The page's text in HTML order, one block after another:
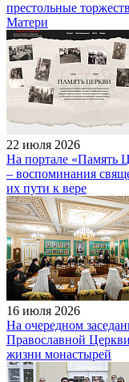
престольные
Матери
22 июля 2026
На портале «Память
– воспоминания
их пути к вере
16 июля 2026
На очередном
Православной
жизни монастырей